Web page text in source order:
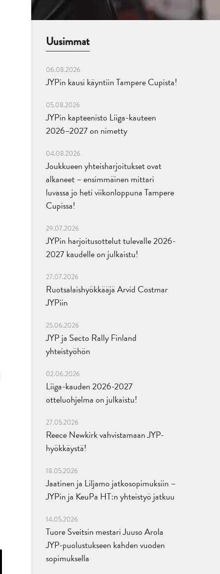
Uusimmat
06.08.2026
JYPin kausi käyntiin Tampere Cupista!
05.08.2026
JYPin kapteenisto Liiga-kauteen
2026–2027 on nimetty
04.08.2026
Joukkueen yhteisharjoitukset ovat
alkaneet – ensimmäinen mittari
luvassa jo heti viikonloppuna Tampere
Cupissa!
29.07.2026
JYPin harjoitusottelut tulevalle 2026-
2027 kaudelle on julkaistu!
27.07.2026
Ruotsalaishyökkääjä Arvid Costmar
JYPiin
25.06.2026
JYP ja Secto Rally Finland
yhteistyöhön
02.06.2026
Liiga-kauden 2026-2027
otteluohjelma on julkaistu!
27.05.2026
Reece Newkirk vahvistamaan JYP-
hyökkäystä!
18.05.2026
Jaatinen ja Liljamo jatkosopimuksiin –
JYPin ja KeuPa HT:n yhteistyö jatkuu
14.05.2026
Tuore Sveitsin mestari Juuso Arola
JYP-puolustukseen kahden vuoden
sopimuksella